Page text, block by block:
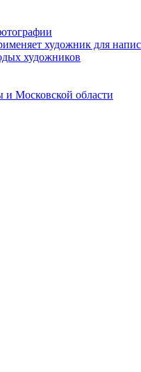
художник для
художников
Московской области